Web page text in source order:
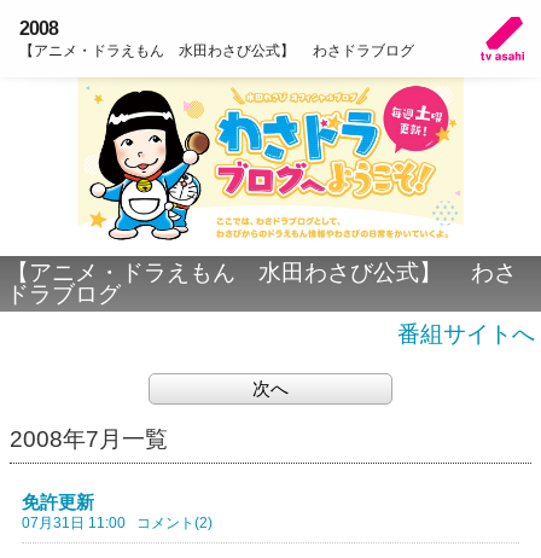
2008
【アニメ・ドラえもん 水田わさび公式】 わさドラブログ
【アニメ・ドラえもん 水田わさび公式】 わさ
ドラブログ
番組サイトへ
次へ
2008年7月一覧
免許更新
07月31日 11:00 コメント(2)